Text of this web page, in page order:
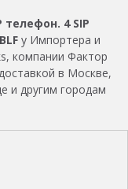
телефон. 4 SIP
у Импортера и
компании Фактор
в Москве,
и другим городам